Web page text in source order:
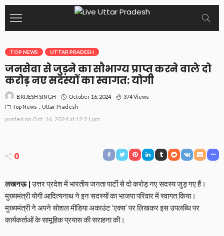
TOP NEWS UTTAR PRADESH
जनसेवा से जुड़ने का सौभाग्य प्राप्त करने वाले दो
करोड़ नए सदस्यों का स्वागत: योगी
BRIJESH SINGH October 16, 2024
374 Views
Top News
Uttar Pradesh
posted on Oct. 16, 2024 at 12:21 pm
0
लखनऊ |उत्तर प्रदेश में भारतीय जनता पार्टी से दो करोड़ नए सदस्य जुड़ गए हैं।
मुख्यमंत्री योगी आदित्यनाथ ने इन सदस्यों का भाजपा परिवार में स्वागत किया।
मुख्यमंत्री ने अपने सोशल मीडिया अकाउंट ‘एक्स’ पर लिखकर इस उपलब्धि पर
कार्यकर्ताओं के सामूहिक प्रयास की सराहना की।